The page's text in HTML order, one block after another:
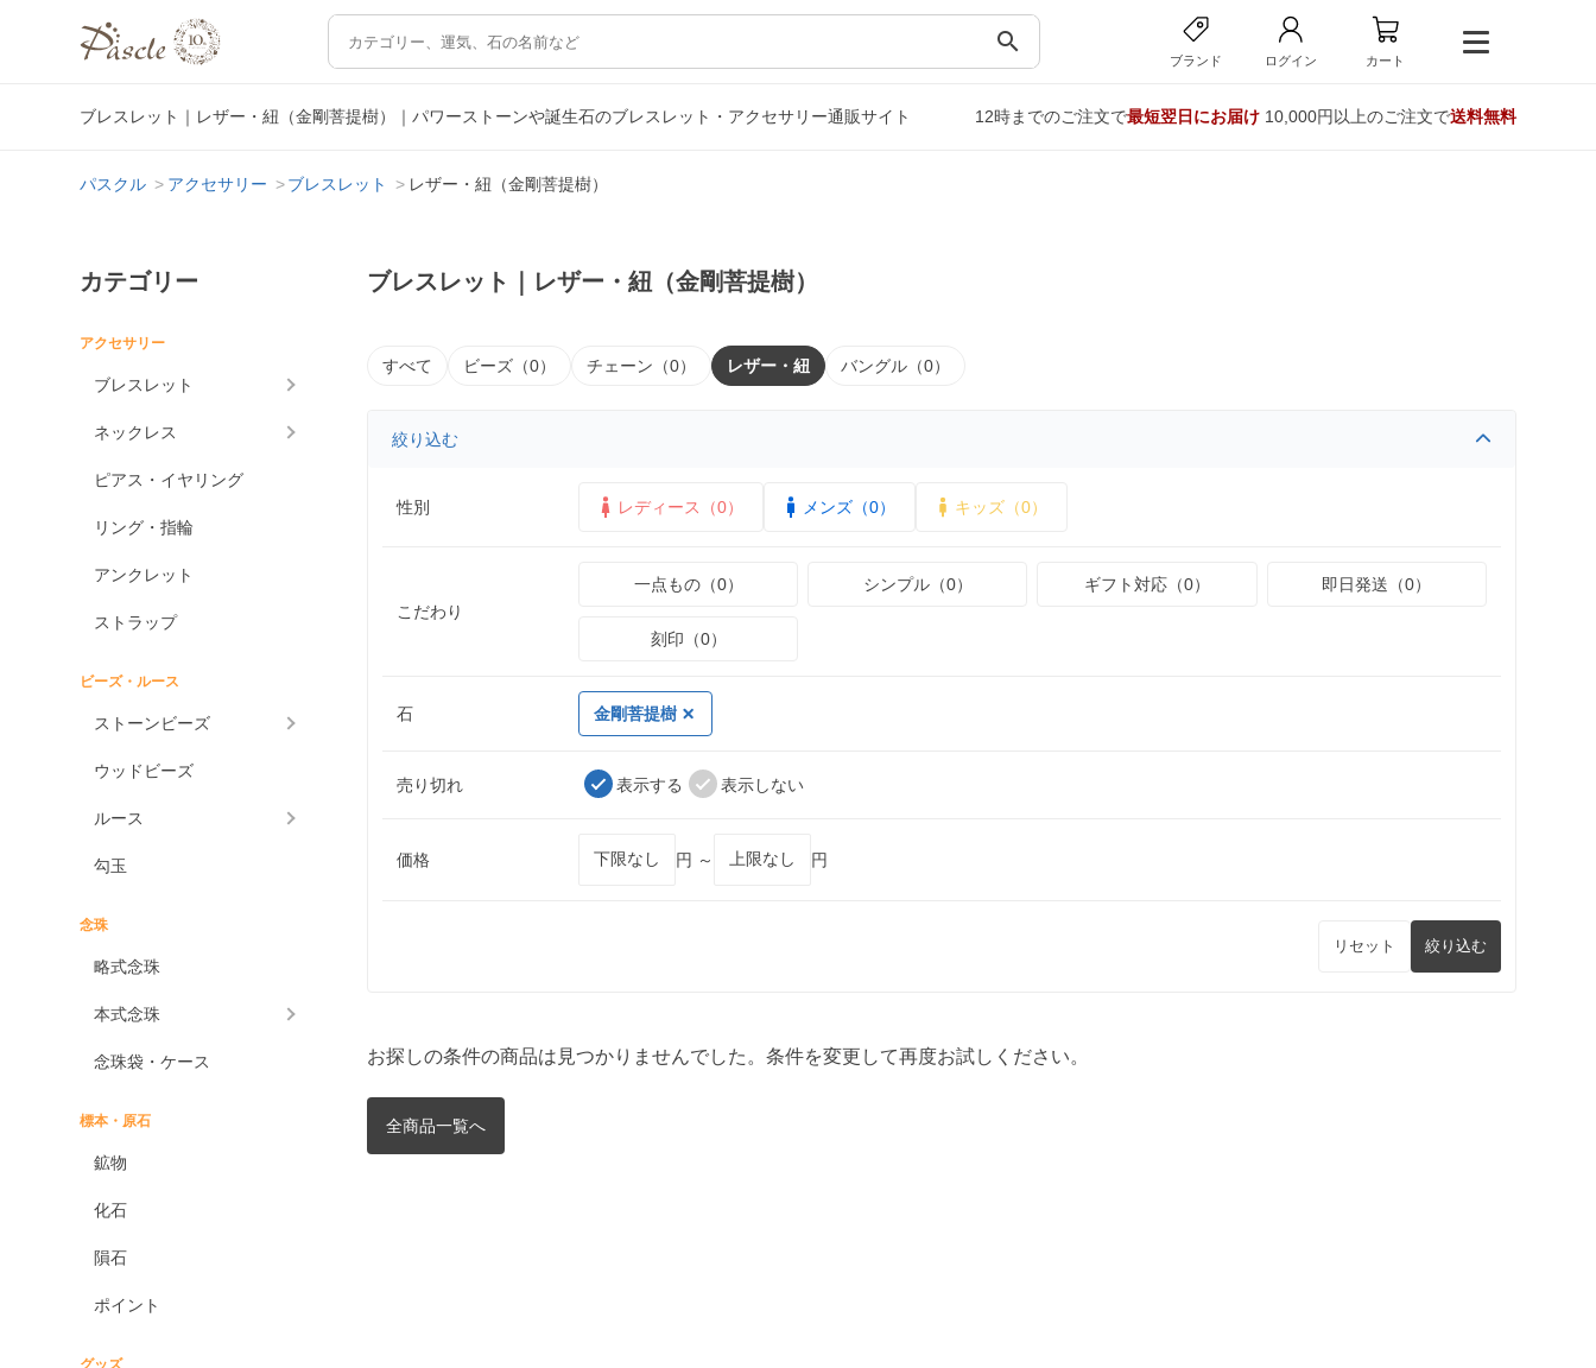
search
ブランド ログイン カート
ブレスレット｜レザー・紐（金剛菩提樹）｜パワーストーンや誕生石のブレスレット・アクセサリー通販サイト 12時までのご注文で最短翌日にお届け10,000円以上のご注文で送料無料
パスクル アクセサリー ブレスレット レザー・紐（金剛菩提樹）
カテゴリー
アクセサリー
ブレスレット
ネックレス
ピアス・イヤリング
リング・指輪
アンクレット
ストラップ
ビーズ・ルース
ストーンビーズ
ウッドビーズ
ルース
勾玉
念珠
略式念珠
本式念珠
念珠袋・ケース
標本・原石
鉱物
化石
隕石
ポイント
グッズ
ブレスレット｜レザー・紐（金剛菩提樹）
すべて ビーズ（0） チェーン（0） レザー・紐 バングル（0）
絞り込む
性別 レディース（0） メンズ（0） キッズ（0）
こだわり
一点もの（0） シンプル（0） ギフト対応（0） 即日発送（0）
刻印（0）
石 金剛菩提樹
売り切れ 表示する 表示しない
価格 円 ～ 円
リセット 絞り込む
お探しの条件の商品は見つかりませんでした。条件を変更して再度お試しください。
全商品一覧へ